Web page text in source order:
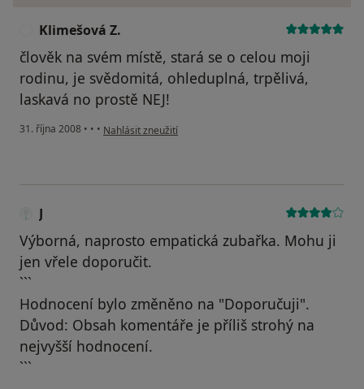
Klimešová Z.
člověk na svém místě, stará se o celou moji
rodinu, je svědomitá, ohleduplná, trpělivá,
laskavá no prostě NEJ!
31. října 2008 • • • podle názoru uživatele Klimešová Z.
Nahlásit zneužití
J
Výborná, naprosto empatická zubařka. Mohu ji
jen vřele doporučit.
```
Hodnocení bylo změněno na "Doporučuji".
Důvod: Obsah komentáře je příliš strohý na
nejvyšší hodnocení.
```